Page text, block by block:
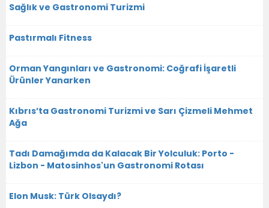
Sağlık ve Gastronomi Turizmi
Pastırmalı Fitness
Orman Yangınları ve Gastronomi: Coğrafi İşaretli
Ürünler Yanarken
Kıbrıs’ta Gastronomi Turizmi ve Sarı Çizmeli Mehmet
Ağa
Tadı Damağımda da Kalacak Bir Yolculuk: Porto -
Lizbon - Matosinhos'un Gastronomi Rotası
Elon Musk: Türk Olsaydı?